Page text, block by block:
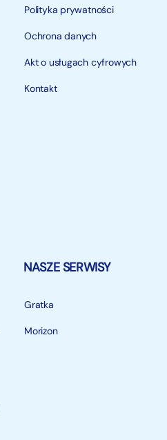
Polityka prywatności
Ochrona danych
Akt o usługach cyfrowych
Kontakt
NASZE SERWISY
Gratka
Morizon